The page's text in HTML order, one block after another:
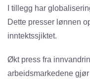
I tillegg har
Dette presser lønnen
inntektssjiktet.
Økt press fra
arbeidsmarkedene